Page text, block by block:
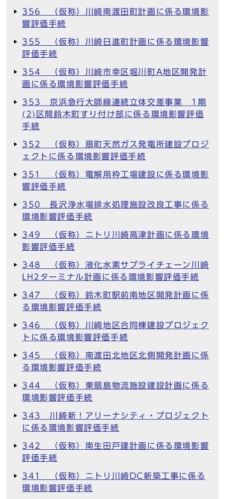
356 （仮称）川崎南渡田町計画に係る環境影
響評価手続
355 （仮称）川崎日進町計画に係る環境影響
評価手続
354 （仮称）川崎市幸区堀川町A地区開発計
画に係る環境影響評価手続
353 京浜急行大師線連続立体交差事業 1期
(2)区間鈴木町すり付け部に係る環境影響評価
手続
352 （仮称）扇町天然ガス発電所建設プロジ
ェクトに係る環境影響評価手続
351 （仮称）電解用枠工場建設に係る環境影
響評価手続
350 長沢浄水場排水処理施設改良工事に係る
環境影響評価手続
349 （仮称）ニトリ川崎高津計画に係る環境
影響評価手続
348 （仮称）液化水素サプライチェーン川崎
LH2ターミナル計画に係る環境影響評価手続
347 （仮称）鈴木町駅前南地区開発計画に係
る環境影響評価手続
346 （仮称）川崎地区合同棟建設プロジェク
トに係る環境影響評価手続
345 （仮称）南渡田北地区北側開発計画に係
る環境影響評価手続
344 （仮称）東扇島物流施設建設計画に係る
環境影響評価手続
343 川崎新！アリーナシティ・プロジェクト
に係る環境影響評価手続
342 （仮称）南生田戸建計画に係る環境影響
評価手続
341 （仮称）ニトリ川崎DC新築工事に係る
環境影響評価手続